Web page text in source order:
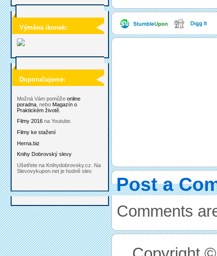
Výměna ikonek:
Doporučujeme:
Možná Vám pomůže online
poradna , nebo Magazín o
Praktickém životě
Filmy 2016 na Youtube.
Filmy ke stažení
Herna.biz
Knihy Dobrovský slevy
Ušetřete na Knihydobrovsky.cz. Na
Slevovykupon.net je hodně slev.
Post a
Comments